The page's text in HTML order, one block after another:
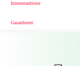
Internetanbieter
Gasanbieter